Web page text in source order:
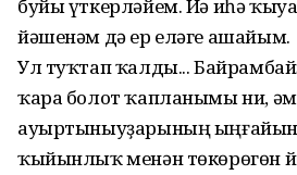
буйы үткерләйем. Йә иһә
йәшенәм дә ер еләге ашайым.
Ул туҡтап ҡалды...
ҡара болот ҡапланымы ни,
ауыртыныуҙарының
ҡыйынлыҡ менән төкөрөгөн